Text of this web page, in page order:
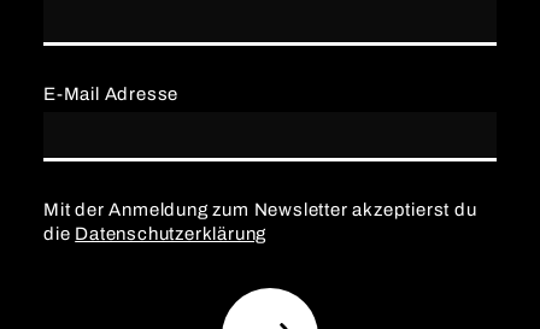
E-Mail Adresse
Mit der Anmeldung zum Newsletter akzeptierst du
die Datenschutzerklärung